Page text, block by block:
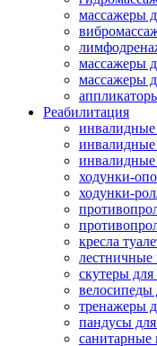
массажеры
массажеры
массажеры
Реабилитация
инвалидные
инвалидные
инвалидные
ходунки-
ходунки-
кресла
лестничные
скутеры
велосипеды
тренажеры
пандусы
санитарные